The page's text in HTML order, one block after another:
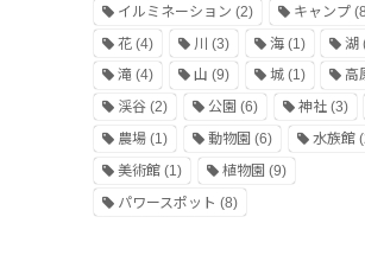
イルミネーション (2) キャンプ
花 (4) 川 (3) 海(1) 湖
滝 (4) 山 (9) 城(1) 高
渓谷 (2) 公園 (6) 神社(3)
農場 (1) 動物園 (6) 水族館
美術館 (1) 植物園 (9)
パワースポット (8)